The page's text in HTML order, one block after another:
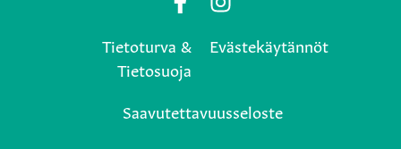
Posio
Facebook
page
Posio
Instagram
Tietoturva &
Tietosuoja
Evästekäytännöt
Saavutettavuusseloste